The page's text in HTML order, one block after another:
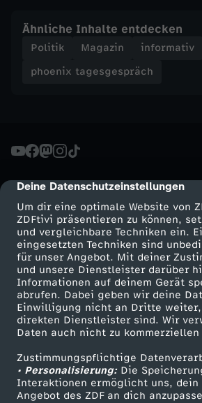
cmp-dialog-description
Deine Datenschutzeinstellungen
Um dir eine optimale Website von
ZDFtivi präsentieren zu können,
und vergleichbare Techniken ein.
eingesetzten Techniken sind
für unser Angebot. Mit deiner
und unsere Dienstleister darüber
Informationen auf deinem Gerät
abrufen. Dabei geben wir deine
Einwilligung nicht an Dritte
direkten Dienstleister sind. Wir
Daten auch nicht zu kommerziellen
Zustimmungspflichtige
• Personalisierung:Die
Interaktionen ermöglicht uns, dein
Angebot des ZDF an dich
s
ä
c
h
-
U
k
r
a
Ähnliche Inhalte entdecken
Politik Magazin
informativ
phoenix tagesgespräch
Mehr ZDF
ZDF-Apps
Smart TV
ZDFtext
Livestreams
Sendungen A-Z
Service
Kontakt
Tickets
Hilfe